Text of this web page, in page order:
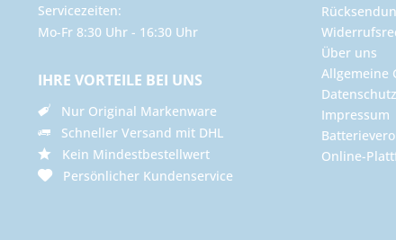
Servicezeiten:
Mo-Fr 8:30 Uhr - 16:30 Uhr
IHRE VORTEILE BEI UNS
Nur Original Markenware
Schneller Versand mit DHL
Kein Mindestbestellwert
Persönlicher Kundenservice
Über uns
Allgemeine
Impressum
Online-